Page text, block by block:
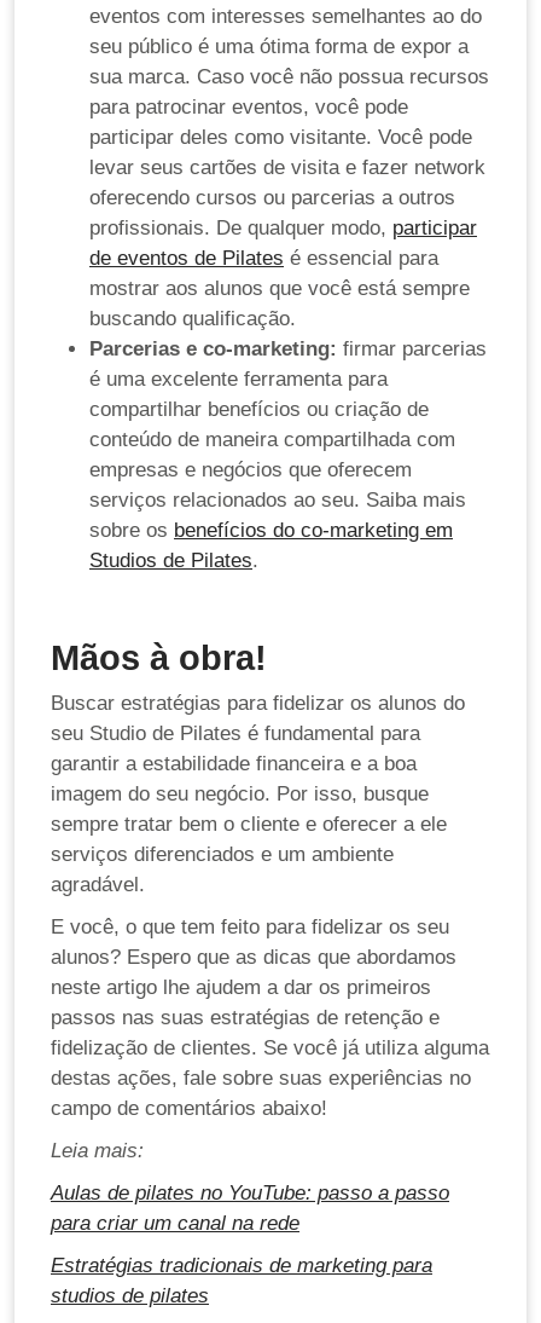
eventos com interesses semelhantes ao do
seu público é uma ótima forma de expor a
sua marca. Caso você não possua recursos
para patrocinar eventos, você pode
participar deles como visitante. Você pode
levar seus cartões de visita e fazer network
oferecendo cursos ou parcerias a outros
profissionais. De qualquer modo, participar
de eventos de Pilates é essencial para
mostrar aos alunos que você está sempre
buscando qualificação.
Parcerias e co-marketing: firmar parcerias
é uma excelente ferramenta para
compartilhar benefícios ou criação de
conteúdo de maneira compartilhada com
empresas e negócios que oferecem
serviços relacionados ao seu. Saiba mais
sobre os benefícios do co-marketing em
Studios de Pilates.
Mãos à obra!
Buscar estratégias para fidelizar os alunos do
seu Studio de Pilates é fundamental para
garantir a estabilidade financeira e a boa
imagem do seu negócio. Por isso, busque
sempre tratar bem o cliente e oferecer a ele
serviços diferenciados e um ambiente
agradável.
E você, o que tem feito para fidelizar os seu
alunos? Espero que as dicas que abordamos
neste artigo lhe ajudem a dar os primeiros
passos nas suas estratégias de retenção e
fidelização de clientes. Se você já utiliza alguma
destas ações, fale sobre suas experiências no
campo de comentários abaixo!
Leia mais:
Aulas de pilates no YouTube: passo a passo
para criar um canal na rede
Estratégias tradicionais de marketing para
studios de pilates